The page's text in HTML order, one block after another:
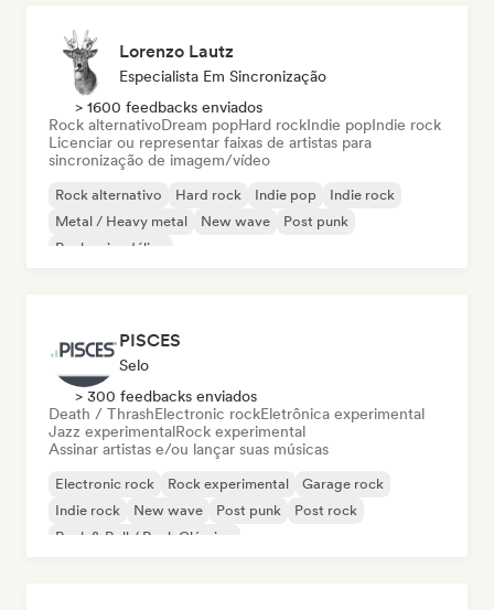
Lorenzo Lautz
Especialista Em Sincronização
> 1600 feedbacks enviados
Rock alternativoDream popHard rockIndie popIndie rock
Licenciar ou representar faixas de artistas para
sincronização de imagem/vídeo
Rock alternativo Hard rock Indie pop
Indie rock
Metal / Heavy metal
New wave
Post punk
Rock psicodélico
PISCES
Selo
> 300 feedbacks enviados
Death / ThrashElectronic rockEletrônica experimental
Jazz experimentalRock experimental
Assinar artistas e/ou lançar suas músicas
Electronic rock Rock experimental
Garage rock
Indie rock
New wave Post punk
Post rock
Rock & Roll / Rock Clássico